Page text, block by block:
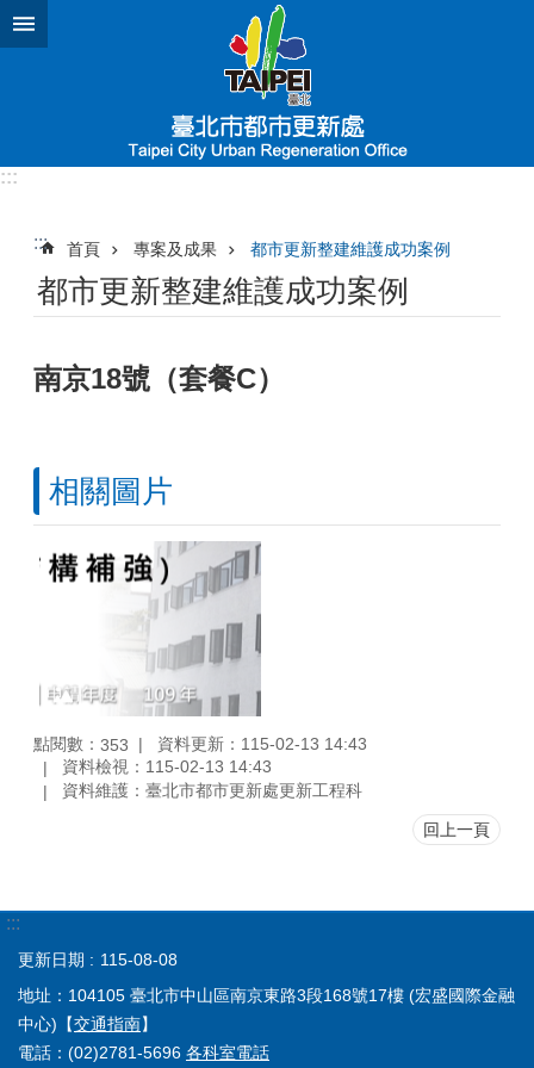
跳到主要內容區塊
:::
::: 首頁 專案及成果 都市更新整建維護成功案例
都市更新整建維護成功案例
南京18號（套餐C）
相關圖片
點閱數： 353
資料更新：115-02-13 14:43
資料檢視：115-02-13 14:43
資料維護：臺北市都市更新處更新工程科
回上一頁
:::
更新日期
115-08-08
地址：104105 臺北市中山區南京東路3段168號17樓 (宏盛國際金融
中心)【交通指南】
電話：(02)2781-5696 各科室電話